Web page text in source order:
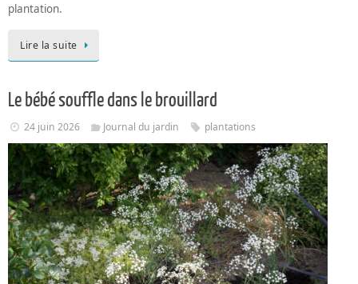
plantation.
Lire la suite
Le bébé souffle dans le brouillard
24 juin 2026 Journal du jardin plantations